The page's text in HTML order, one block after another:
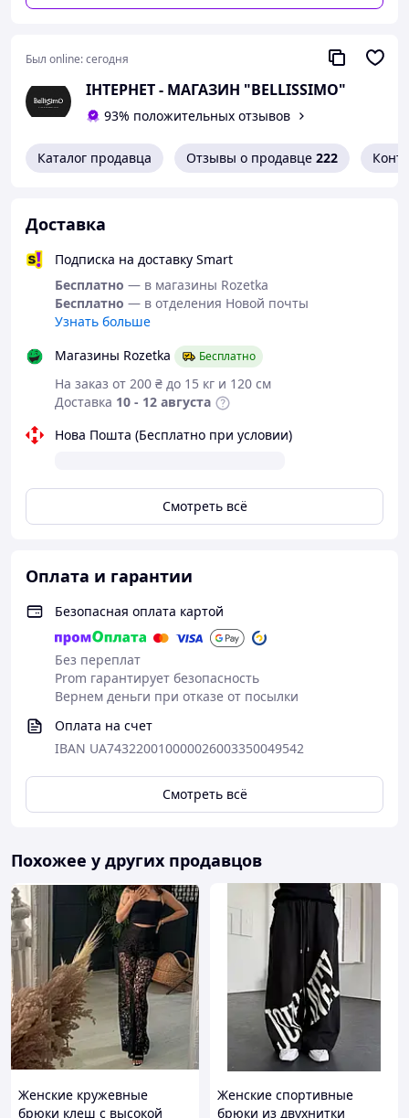
Был online:сегодня
ІНТЕРНЕТ - МАГАЗИН "BELLISSIMO"
93% положительных отзывов
Каталог продавца Отзывы о продавце 222
Доставка
Подписка на доставку Smart
Бесплатно — в магазины Rozetka
Бесплатно — в отделения Новой почты
Узнать больше
Магазины Rozetka
Бесплатно
На заказ от 200 ₴ до 15 кг и 120 см
Доставка 10 - 12 августа
Нова Пошта (Бесплатно при условии)
Смотреть всё
Оплата и гарантии
Безопасная оплата картой
Без переплат
Prom гарантирует безопасность
Вернем деньги при отказе от посылки
Оплата на счет
IBAN UA743220010000026003350049542
Смотреть всё
Похожее у других продавцов
Женские кружевные
брюки клеш с высокой
Женские спортивные
брюки из двухнитки